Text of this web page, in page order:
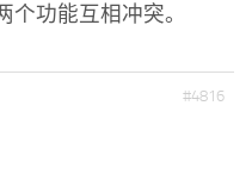
功能互相冲突。
#4816